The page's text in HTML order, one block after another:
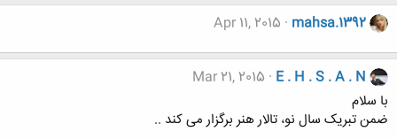
mahsa.1392
Apr 11, 2015
E . H . S . A . N
Mar 21, 2015
با سلام
ضمن تبریک سال نو، تالار هنر برگزار می کند ..